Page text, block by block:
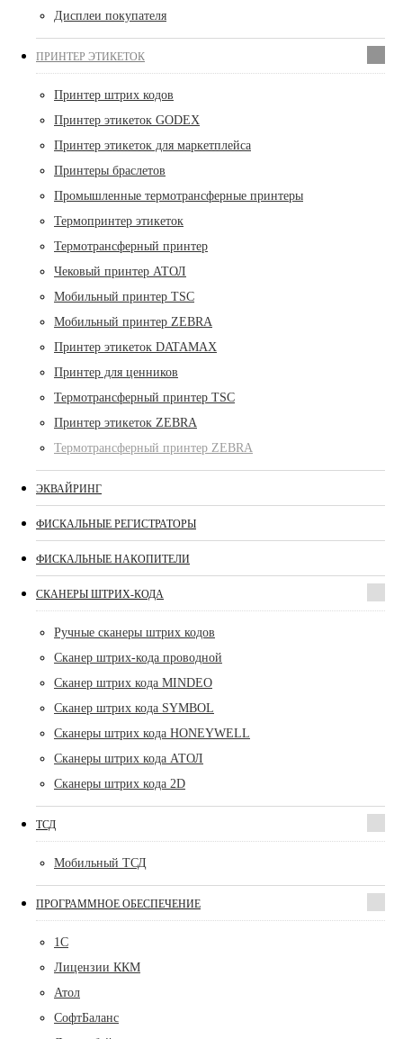
Дисплеи покупателя
ПРИНТЕР ЭТИКЕТОК
Принтер штрих кодов
Принтер этикеток GODEX
Принтер этикеток для маркетплейса
Принтеры браслетов
Промышленные термотрансферные принтеры
Термопринтер этикеток
Термотрансферный принтер
Чековый принтер АТОЛ
Мобильный принтер TSC
Мобильный принтер ZEBRA
Принтер этикеток DATAMAX
Принтер для ценников
Термотрансферный принтер TSC
Принтер этикеток ZEBRA
Термотрансферный принтер ZEBRA
ЭКВАЙРИНГ
ФИСКАЛЬНЫЕ РЕГИСТРАТОРЫ
ФИСКАЛЬНЫЕ НАКОПИТЕЛИ
СКАНЕРЫ ШТРИХ-КОДА
Ручные сканеры штрих кодов
Сканер штрих-кода проводной
Сканер штрих кода MINDEO
Сканер штрих кода SYMBOL
Сканеры штрих кода HONEYWELL
Сканеры штрих кода АТОЛ
Сканеры штрих кода 2D
ТСД
Мобильный ТСД
ПРОГРАММНОЕ ОБЕСПЕЧЕНИЕ
1С
Лицензии ККМ
Атол
СофтБаланс